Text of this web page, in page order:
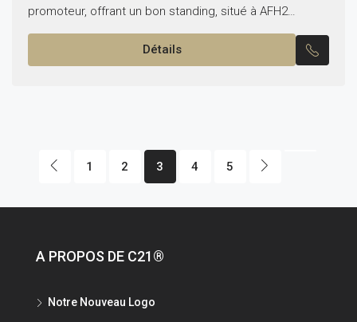
promoteur, offrant un bon standing, situé à AFH2
Nabeul. Ce bien se compose de...
Détails
1 2 3 4 5
A PROPOS DE C21®
Notre Nouveau Logo